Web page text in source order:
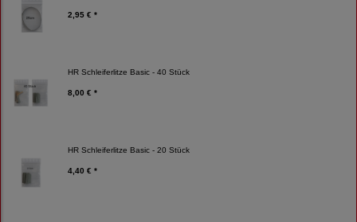
2,95 € *
HR Schleiferlitze Basic - 40 Stück
8,00 € *
HR Schleiferlitze Basic - 20 Stück
4,40 € *